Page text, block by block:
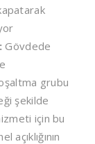
Gövdede
grubu
şekilde
için bu
açıklığının